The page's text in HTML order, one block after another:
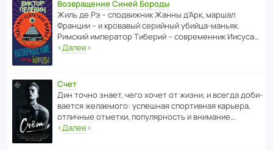
Возвращение Синей Бороды
Жиль де Рэ – спод­ви­жник Жанны д’Арк, маршал
Франции – и кровавый серийный убийца-маньяк.
Римский импе­ратор Тиберий – совре­менник Иисуса…
‹Далее›
Счет
Дин точно знает, чего хочет от жизни, и всегда доби­
ва­ется жела­е­мого: успе­шная спор­ти­вная карьера,
отли­чные отметки, попу­ля­р­ность и внимание…
‹Далее›